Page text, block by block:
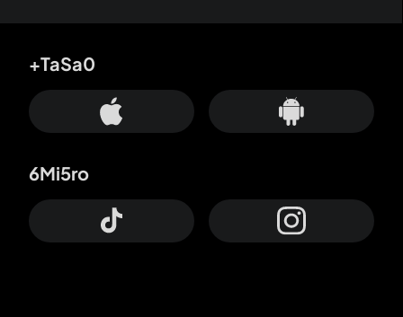
+TaSa0
6Mi5ro